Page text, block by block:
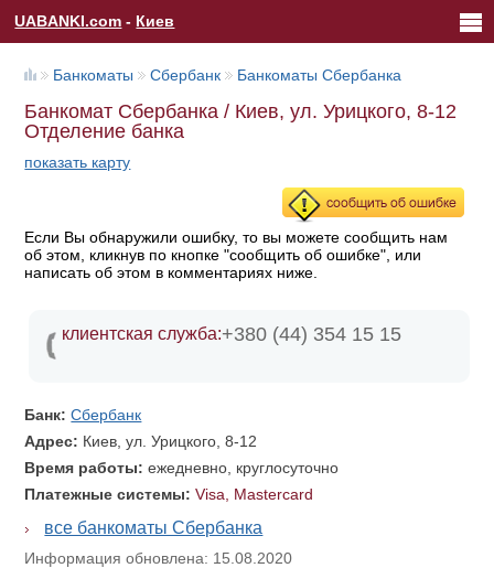
UABANKI.com - Киев
Банкоматы Сбербанк Банкоматы Сбербанка
Банкомат Сбербанка / Киев, ул. Урицкого, 8-12
Отделение банка
показать карту
Если Вы обнаружили ошибку, то вы можете сообщить нам
об этом, кликнув по кнопке "сообщить об ошибке", или
написать об этом в комментариях ниже.
клиентская служба:+380 (44) 354 15 15
Банк:Сбербанк
Адрес: Киев, ул. Урицкого, 8-12
Время работы:ежедневно, круглосуточно
Платежные системы:Visa, Mastercard
все банкоматы Сбербанка
Информация обновлена: 15.08.2020